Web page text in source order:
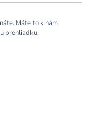
Máte to k nám
prehliadku.